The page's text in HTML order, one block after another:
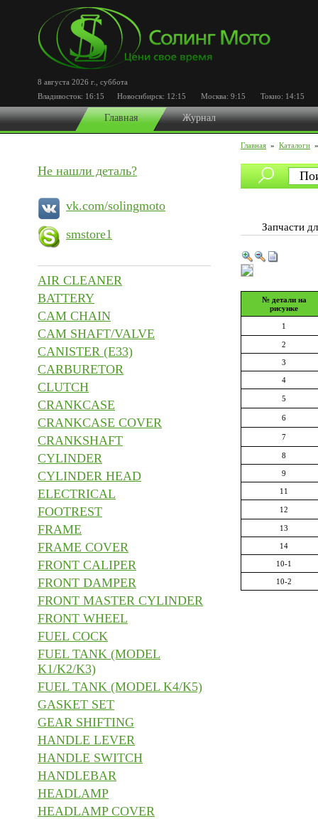
8 августа 2026 г.
суббота
Владивосток: 16:15 Новосибирск: 12:15 Москва: 9:15 Токио: 14:15
Главная Журнал
Главная » Каталоги
Не нашли деталь?
vk.com/solingmoto
smstore1
AIR CLEANER
BATTERY
CAM CHAIN
CAM SHAFT/VALVE
CANISTER (E33)
CARBURETOR
CLUTCH
CRANKCASE
CRANKCASE COVER
CRANKSHAFT
CYLINDER
CYLINDER HEAD
ELECTRICAL
FOOTREST
FRAME
FRAME COVER
FRONT CALIPER
FRONT DAMPER
FRONT MASTER CYLINDER
FRONT WHEEL
FUEL COCK
FUEL TANK (MODEL
K1/K2/K3)
FUEL TANK (MODEL K4/K5)
GASKET SET
GEAR SHIFTING
HANDLE LEVER
HANDLE SWITCH
HANDLEBAR
HEADLAMP
HEADLAMP COVER
Запчасти
№ детали на
рисунке
1
2
3
4
5
6
7
8
9
11
12
13
14
10-1
10-2